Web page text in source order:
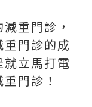
重門診，
門診的成
立馬打電
門診！